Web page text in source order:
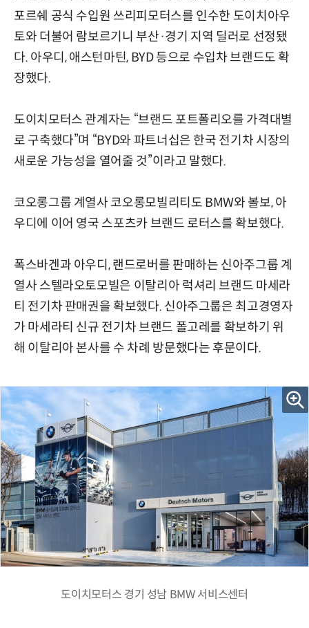
포르쉐 공식 수입원 쓰리피모터스를 인수한 도이치아우
토와 더불어 람보르기니 부산·경기 지역 딜러로 선정됐
다. 아우디, 애스턴마틴, BYD 등으로 수입차 브랜드도 확
장했다.
도이치모터스 관계자는 “브랜드 포트폴리오를 가격대별
로 구축했다”며 “BYD와 파트너십은 한국 전기차 시장의
새로운 가능성을 열어줄 것”이라고 말했다.
코오롱그룹 계열사 코오롱모빌리티도 BMW와 볼보, 아
우디에 이어 영국 스포츠카 브랜드 로터스를 확보했다.
폭스바겐과 아우디, 랜드로버를 판매하는 신아주그룹 계
열사 스텔라오토모빌은 이탈리아 럭셔리 브랜드 마세라
티 전기차 판매권을 확보했다. 신아주그룹은 최고경영자
가 마세라티 신규 전기차 브랜드 폴고레를 확보하기 위
해 이탈리아 본사를 수 차례 방문했다는 후문이다.
도이치모터스 경기 성남 BMW 서비스센터